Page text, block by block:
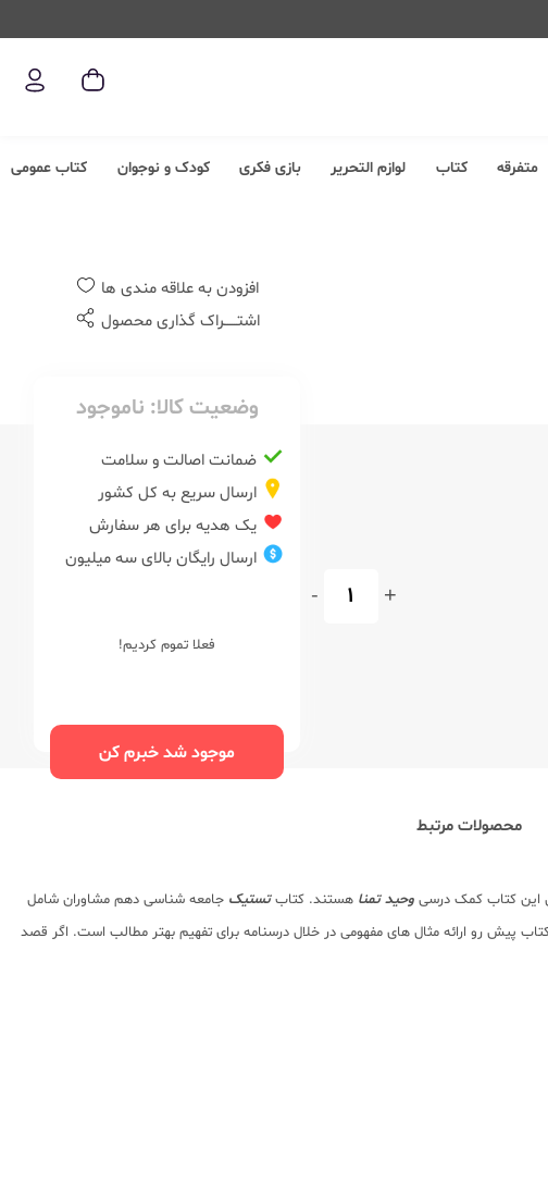
متفرقه کتاب لوازم التحریر بازی فکری کودک و نوجوان کتاب عمومی
+
-
افزودن به علاقه مندی ها
اشتــــــراک گذاری محصول
وضعیت کالا: ناموجود
ضمانت اصالت و سلامت
ارسال سریع به کل کشور
یک هدیه برای هر سفارش
ارسال رایگان بالای سه میلیون
فعلا تموم کردیم!
موجود شد خبرم کن
محصولات مرتبط
این کتاب کمک درسی وحید تمنا هستند. کتابتستیک جامعه شناسی دهم مشاوران شامل